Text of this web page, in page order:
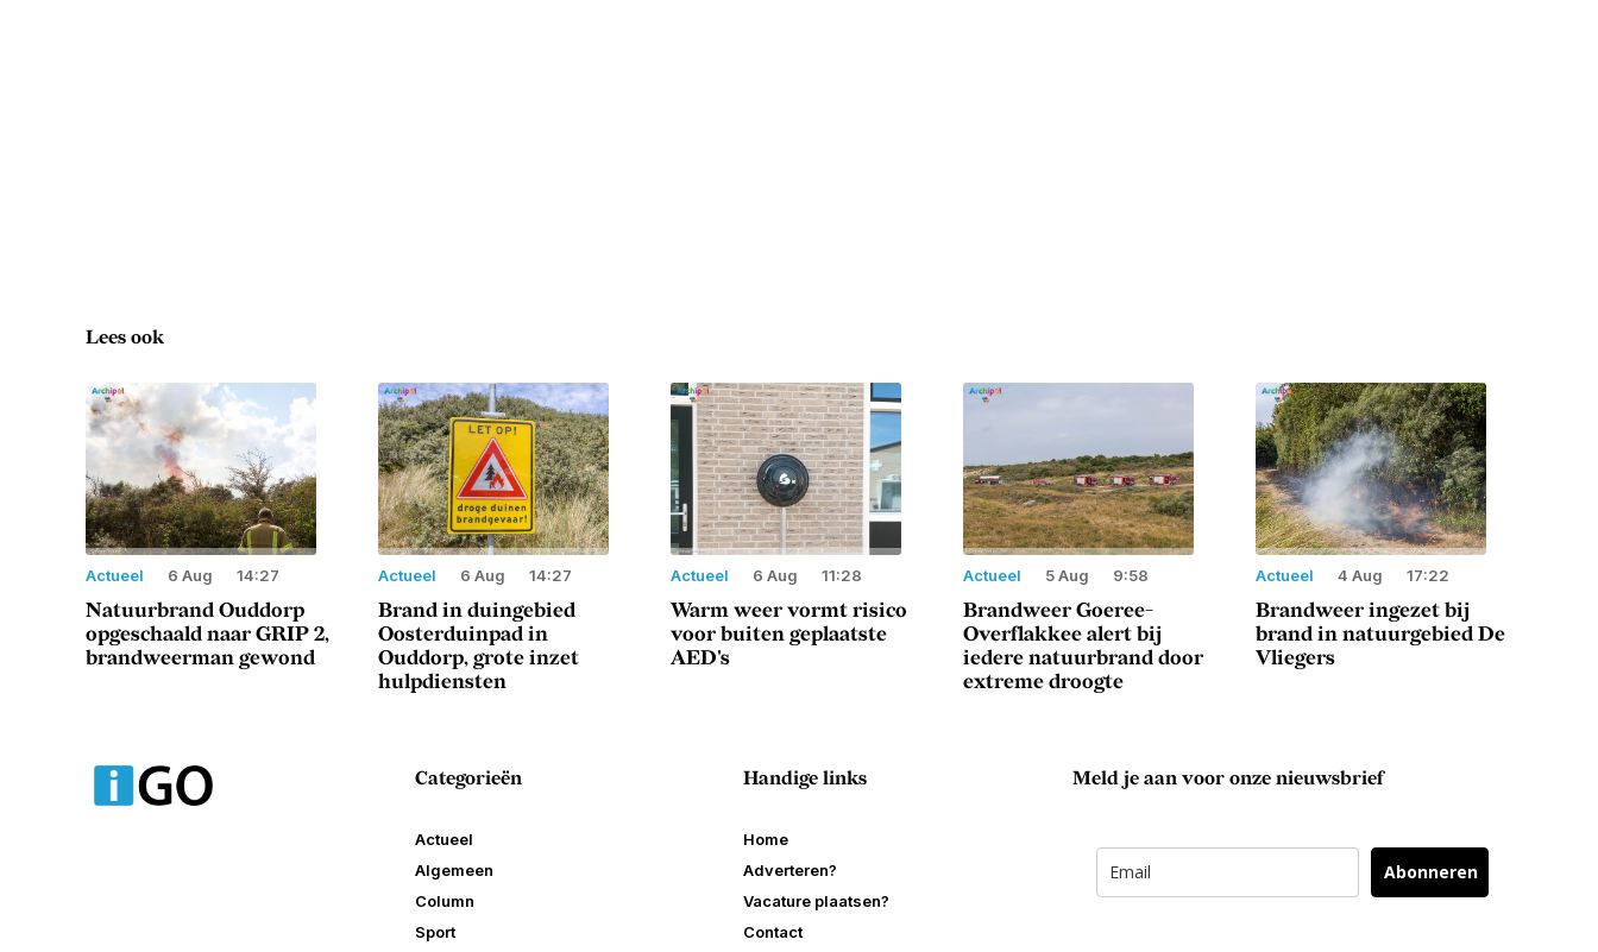
Lees ook
Actueel 6 Aug 14:27
Natuurbrand Ouddorp
opgeschaald naar GRIP 2,
brandweerman gewond
Actueel 6 Aug 14:27
Brand in duingebied
Oosterduinpad in
Ouddorp, grote inzet
hulpdiensten
Actueel 6 Aug 11:28
Warm weer vormt risico
voor buiten geplaatste
AED's
Actueel 5 Aug 9:58
Brandweer Goeree-
Overflakkee alert bij
iedere natuurbrand door
extreme droogte
Actueel 4 Aug 17:22
Brandweer ingezet bij
brand in natuurgebied De
Vliegers
Categorieën
Actueel
Algemeen
Column
Sport
Handige links
Home
Adverteren?
Vacature plaatsen?
Contact
Meld je aan voor onze nieuwsbrief
Abonneren